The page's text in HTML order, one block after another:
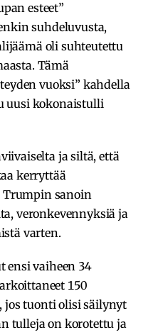
esteet”
suhdeluvusta,
oli suhteutettu
Tämä
vuoksi” kahdella
uusi kokonaistulli
ja siltä, että
kerryttää
sanoin
veronkevennyksiä ja
varten.
ensi vaiheen 34
150
tuonti olisi säilynyt
tulleja on korotettu ja